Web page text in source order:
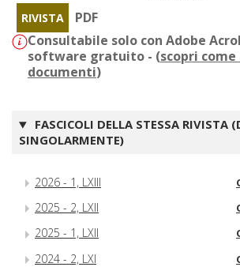
RIVISTA
PDF
Consultabile solo con Adobe
software gratuito - (scopri
documenti)
FASCICOLI DELLA STESSA RIVISTA
SINGOLARMENTE)
2026 - 1, LXIII
2025 - 2, LXII
2025 - 1, LXII
2024 - 2, LXI